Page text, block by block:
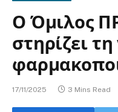
Ο Όμιλος
στηρίζει
17/11/2025 3 Mins Read